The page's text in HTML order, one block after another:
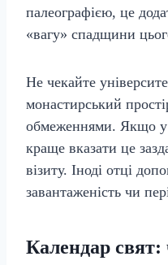
палеографією, це
«вагу» спадщини
Не чекайте
монастирський
обмеженнями. Якщо у
краще вказати це
візиту. Іноді отці
завантаженість чи
Календар свят: